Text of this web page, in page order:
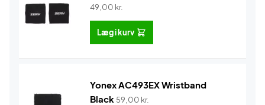
49,00 kr.
Læg i kurv
Yonex AC493EX Wristband
Black 59,00 kr.